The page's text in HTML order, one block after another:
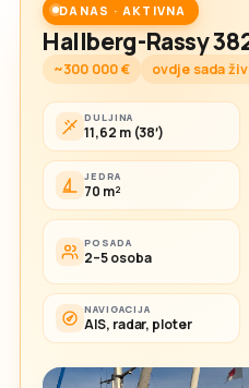
DANAS · AKTIVNA
Hallberg-Rassy
~300 000 € ovdje sada
DULJINA
11,62 m (38′)
JEDRA
70 m²
POSADA
2–5 osoba
NAVIGACIJA
AIS, radar, ploter